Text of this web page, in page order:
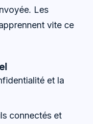
Les
vite ce
et la
connectés et